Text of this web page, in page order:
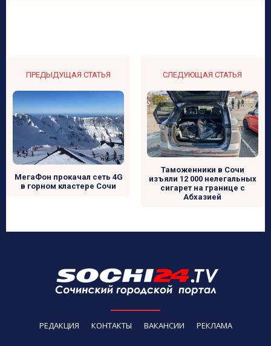
ПРЕДЫДУЩАЯ СТАТЬЯ
МегаФон прокачал сеть 4G
в горном кластере Сочи
СЛЕДУЮЩАЯ СТАТЬЯ
Таможенники в Сочи
изъяли 12 000 нелегальных
сигарет на границе с
Абхазией
РЕДАКЦИЯ КОНТАКТЫ ВАКАНСИИ РЕКЛАМА